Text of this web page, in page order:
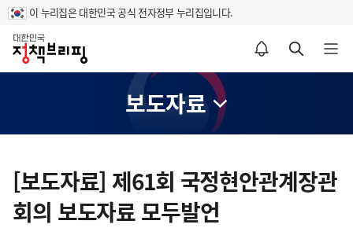
이 누리집은 대한민국 공식 전자정부 누리집입니다.
홈
알림설정 바로가기 검색 바로가기 메뉴 열기
보도자료
텐
츠
영
[보도자료] 제61회 국정현안관계장관
회의 보도자료 모두발언